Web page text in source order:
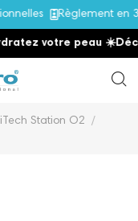
Règlement en
votre peau ☀️
Station O2